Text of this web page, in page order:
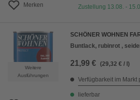
Merken
Zustellung 13.08. -
Weitere
Ausführungen
SCHÖNER WOHNEN
Buntlack, rubinrot ,
21,99 € (29,32 € / l)
Verfügbarkeit im Markt
lieferbar